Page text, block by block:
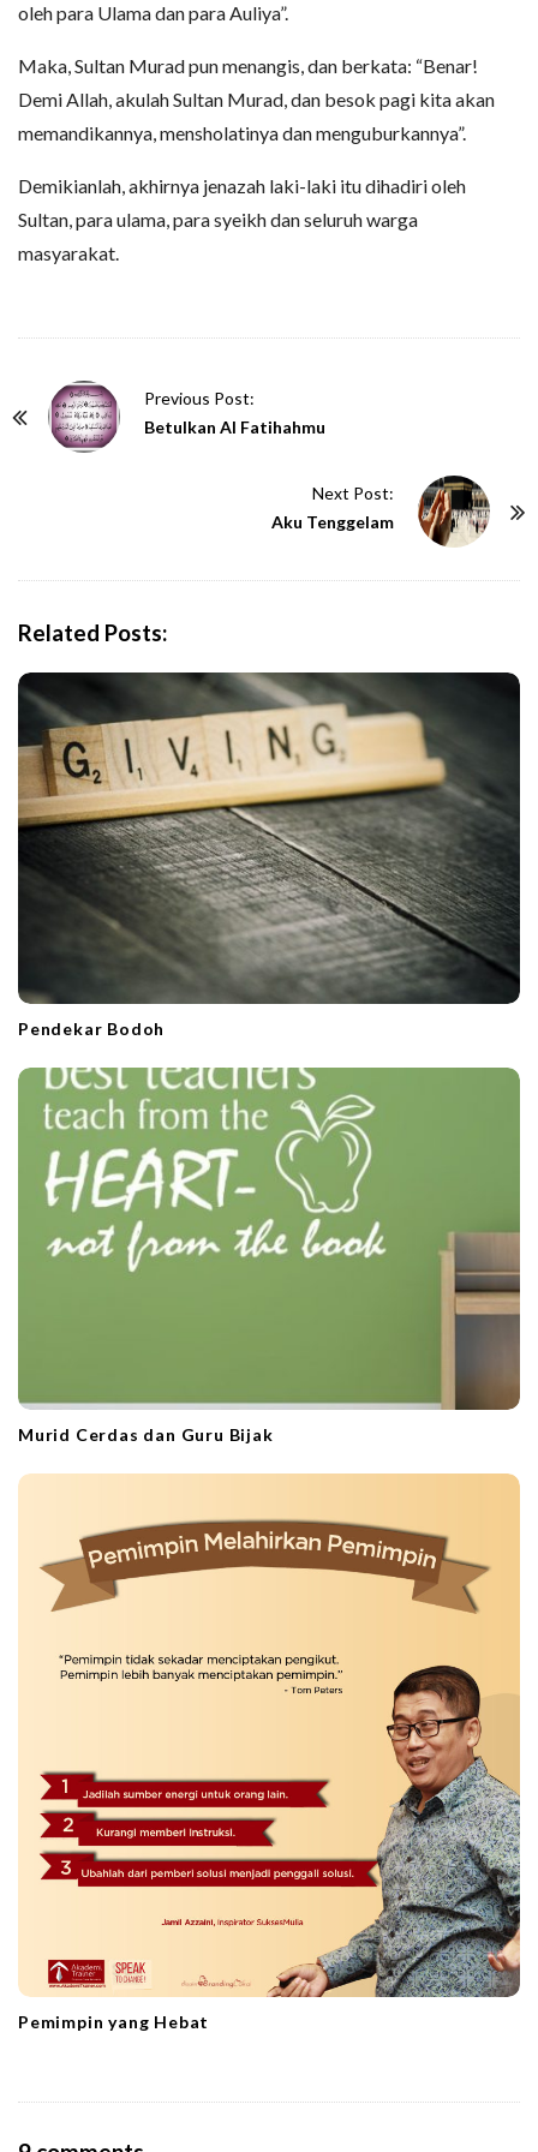
oleh para Ulama dan para Auliya”.
Maka, Sultan Murad pun menangis, dan berkata: “Benar!
Demi Allah, akulah Sultan Murad, dan besok pagi kita akan
memandikannya, mensholatinya dan menguburkannya”.
Demikianlah, akhirnya jenazah laki-laki itu dihadiri oleh
Sultan, para ulama, para syeikh dan seluruh warga
masyarakat.
Previous Post:
Betulkan Al Fatihahmu
Next Post:
Aku Tenggelam
Related Posts:
Pendekar Bodoh
Murid Cerdas dan Guru Bijak
Pemimpin yang Hebat